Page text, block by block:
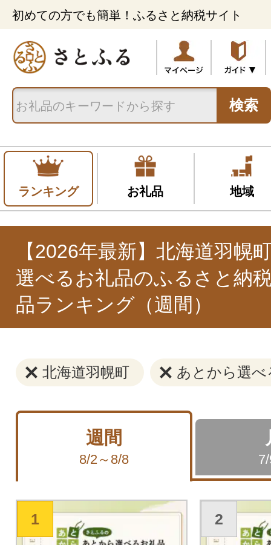
初めての方でも簡単！ふるさと納税サイト
検索
ランキング お礼品 地域
【2026年最新】北海道羽幌
選べるお礼品のふるさと納
品ランキング（週間）
北海道羽幌町 あとから選べ
週間
8/2～8/8
1 2